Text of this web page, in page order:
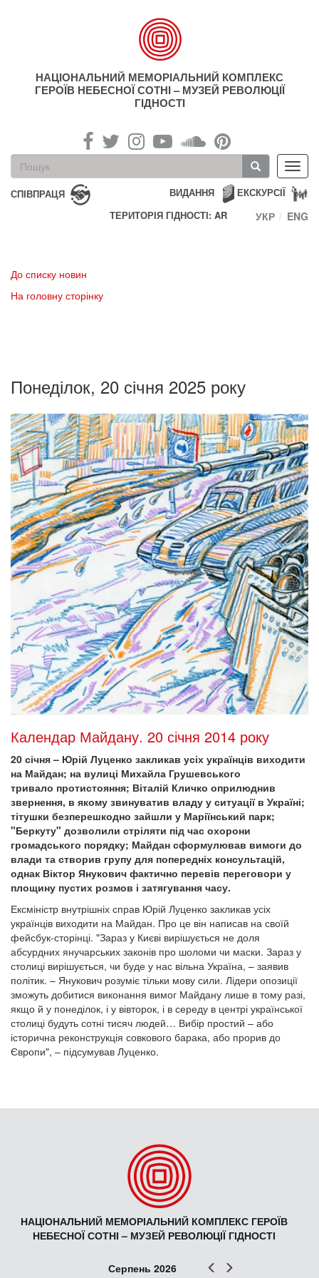
НАЦІОНАЛЬНИЙ МЕМОРІАЛЬНИЙ КОМПЛЕКС
ГЕРОЇВ НЕБЕСНОЇ СОТНІ – МУЗЕЙ РЕВОЛЮЦІЇ
ГІДНОСТІ
Пошукова
форма
Пошук
СПІВПРАЦЯ ЕКСКУРСІЇ
ВИДАННЯ
ТЕРИТОРІЯ ГІДНОСТІ: AR
УКР ENG
До списку новин
На головну сторінку
Понеділок, 20 січня 2025 року
Календар Майдану. 20 січня 2014 року
20 січня – Юрій Луценко закликав усіх українців виходити
на Майдан; на вулиці Михайла Грушевського
тривало протистояння; Віталій Кличко оприлюднив
звернення, в якому звинуватив владу у ситуації в Україні;
тітушки безперешкодно зайшли у Маріїнський парк;
"Беркуту" дозволили стріляти під час охорони
громадського порядку; Майдан сформулював вимоги до
влади та створив групу для попередніх консультацій,
однак Віктор Янукович фактично перевів переговори у
площину пустих розмов і затягування часу.
Ексміністр внутрішніх справ Юрій Луценко закликав усіх
українців виходити на Майдан. Про це він написав на своїй
фейсбук-сторінці. "Зараз у Києві вирішується не доля
абсурдних янучарських законів про шоломи чи маски. Зараз у
столиці вирішується, чи буде у нас вільна Україна, – заявив
політик. – Янукович розуміє тільки мову сили. Лідери опозиції
зможуть добитися виконання вимог Майдану лише в тому разі,
якщо й у понеділок, і у вівторок, і в середу в центрі української
столиці будуть сотні тисяч людей… Вибір простий – або
історична реконструкція совкового барака, або прорив до
Європи", – підсумував Луценко.
НАЦІОНАЛЬНИЙ МЕМОРІАЛЬНИЙ КОМПЛЕКС ГЕРОЇВ
НЕБЕСНОЇ СОТНІ – МУЗЕЙ РЕВОЛЮЦІЇ ГІДНОСТІ
Попер
Серпень 2026